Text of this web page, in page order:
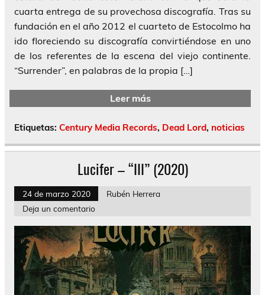
cuarta entrega de su provechosa discografía. Tras su
fundación en el año 2012 el cuarteto de Estocolmo ha
ido floreciendo su discografía convirtiéndose en uno
de los referentes de la escena del viejo continente.
“Surrender”, en palabras de la propia […]
Leer más
Etiquetas: Century Media Records, Dead Lord, noticias
Lucifer – “III” (2020)
24 de marzo 2020
Rubén Herrera
Deja un comentario